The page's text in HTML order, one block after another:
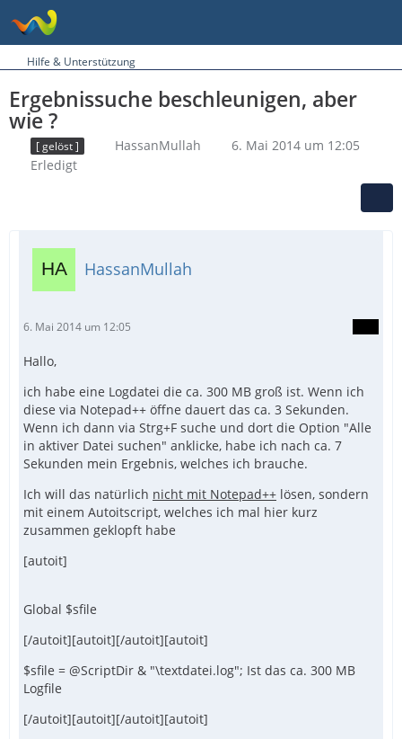
Hilfe & Unterstützung
Ergebnissuche beschleunigen, aber
wie ?
[ gelöst ] HassanMullah
6. Mai 2014 um 12:05
Erledigt
HassanMullah
6. Mai 2014 um 12:05
Hallo,
ich habe eine Logdatei die ca. 300 MB groß ist. Wenn ich
diese via Notepad++ öffne dauert das ca. 3 Sekunden.
Wenn ich dann via Strg+F suche und dort die Option "Alle
in aktiver Datei suchen" anklicke, habe ich nach ca. 7
Sekunden mein Ergebnis, welches ich brauche.
Ich will das natürlich nicht mit Notepad++ lösen, sondern
mit einem Autoitscript, welches ich mal hier kurz
zusammen geklopft habe
[autoit]
Global $sfile
[/autoit][autoit][/autoit][autoit]
$sfile = @ScriptDir & "\textdatei.log"; Ist das ca. 300 MB
Logfile
[/autoit][autoit][/autoit][autoit]